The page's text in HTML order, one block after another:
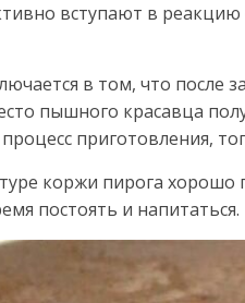
вступают в
в том, что после
пышного красавца
приготовления,
коржи пирога
постоять и напитаться.